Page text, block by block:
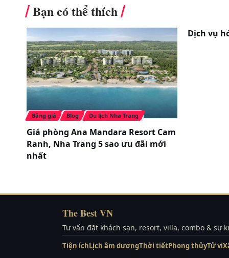
Tủ quần áo
Máy sấy tóc
Tủ lạnh
> Dịch vụ:
Vân Hồ Bar
Nhà hàng Pha Luông
Dịch vụ bể bơi, phòng gym, Karaoke,
Các phòng tiệc, hội nghị với các
Xem thêm:Mường Thanh Luxury Sơn La
Bạn có thể thích
Bảng giá Blog Du lịch Nha Trang
Giá phòng Ana Mandara Resort Cam
Ranh, Nha Trang 5 sao ưu đãi mới
nhất
Dịch vụ
The Best VN
Tư vấn đặt khách sạn, resort, villa, combo & sự
Tiện íchLịch âm dươngThời tiếtPhong thủyTử vi